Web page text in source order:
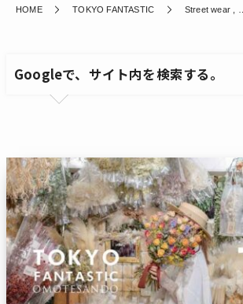
HOME TOKYO FANTASTIC Street wear , …
Googleで、サイト内を検索する。